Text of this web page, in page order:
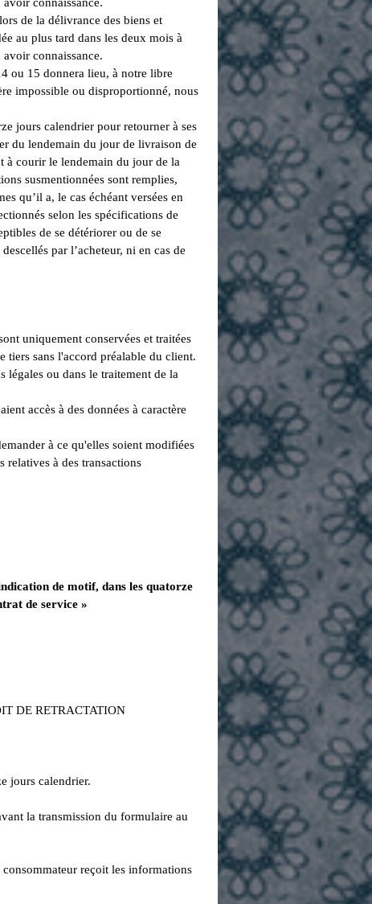
de la délivrance des biens et
au plus tard dans les deux mois à
connaissance.
ou 15 donnera lieu, à notre libre
impossible ou disproportionné, nous
jours calendrier pour retourner à ses
du lendemain du jour de livraison de
à courir le lendemain du jour de la
susmentionnées sont remplies,
qu’il a, le cas échéant versées en
selon les spécifications de
de se détériorer ou de se
par l’acheteur, ni en cas de
uniquement conservées et traitées
tiers sans l'accord préalable du client.
légales ou dans le traitement de la
accès à des données à caractère
à ce qu'elles soient modifiées
relatives à des transactions
de motif, dans les quatorze
de service »
DE RETRACTATION
jours calendrier.
la transmission du formulaire au
reçoit les informations